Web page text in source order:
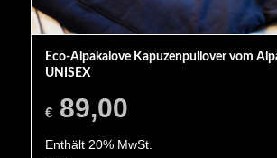
Eco-Alpakalove Kapuzenpullover vom
UNISEX
€89,00
Enthält 20% MwSt.